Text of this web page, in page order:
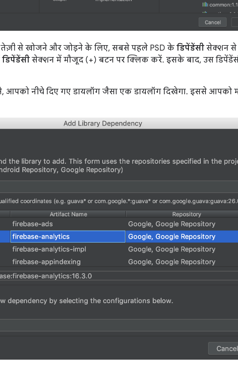
तेज़ी से खोजने और जोड़ने के लिए, सबसे पहले PSD के डिपेंडेंसी सेक्शन से
सेक्शन में मौजूद (+) बटन पर क्लिक करें. इसके बाद, उस
आपको नीचे दिए गए डायलॉग जैसा एक डायलॉग दिखेगा. इससे आपको